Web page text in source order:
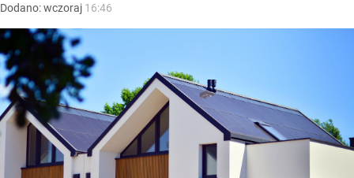
Dodano:wczoraj 16:46